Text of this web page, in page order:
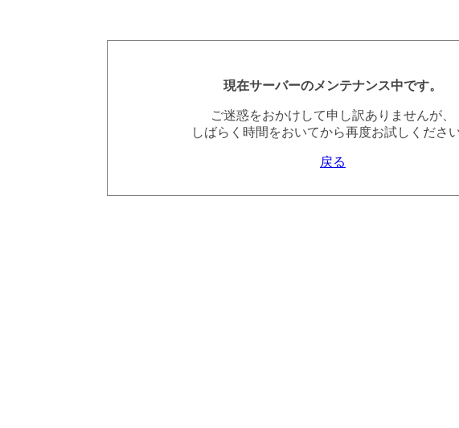
現在サーバーのメンテナンス中です。
ご迷惑をおかけして申し訳ありませんが、
しばらく時間をおいてから再度お試しください
戻る